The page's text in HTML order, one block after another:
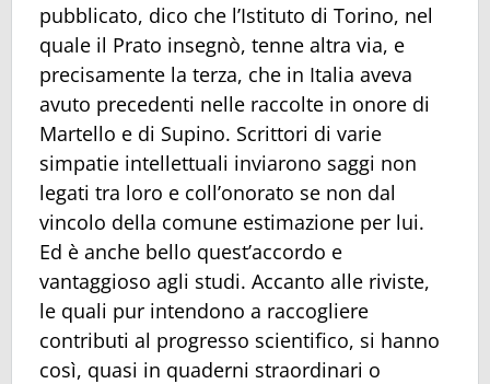
pubblicato, dico che l’Istituto di Torino, nel
quale il Prato insegnò, tenne altra via, e
precisamente la terza, che in Italia aveva
avuto precedenti nelle raccolte in onore di
Martello e di Supino. Scrittori di varie
simpatie intellettuali inviarono saggi non
legati tra loro e coll’onorato se non dal
vincolo della comune estimazione per lui.
Ed è anche bello quest’accordo e
vantaggioso agli studi. Accanto alle riviste,
le quali pur intendono a raccogliere
contributi al progresso scientifico, si hanno
così, quasi in quaderni straordinari o